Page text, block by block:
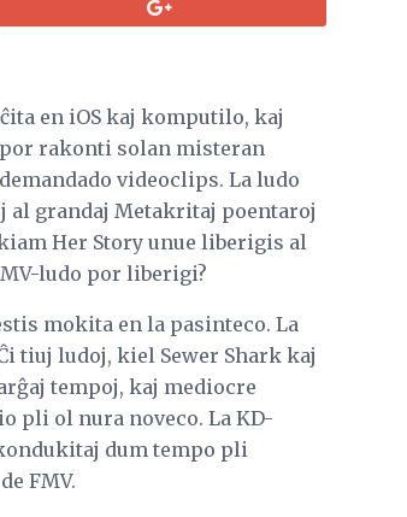
en iOS kaj komputilo, kaj
rakonti solan misteran
videoclips. La ludo
al grandaj Metakritaj poentaroj
Her Story unue liberigis al
ludo por liberigi?
mokita en la pasinteco. La
tiuj ludoj, kiel Sewer Shark kaj
tempoj, kaj mediocre
pli ol nura noveco. La KD-
dum tempo pli
FMV.